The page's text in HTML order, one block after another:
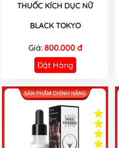
THUỐC KÍCH DỤC NỮ
BLACK TOKYO
Giá: 800.000 đ
Đặt Hàng